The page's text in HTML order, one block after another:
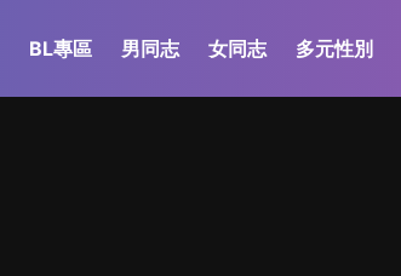
BL專區 男同志 女同志 多元性別